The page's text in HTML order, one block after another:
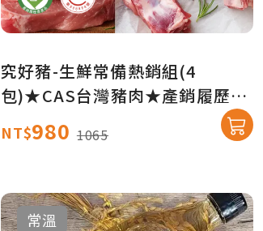
究好豬-生鮮常備熱銷組(4
包)★CAS台灣豬肉★產銷履歷
★【產地直送免運】
NT$980 1065
常溫